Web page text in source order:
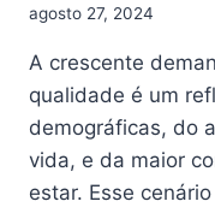
agosto 27, 2024
A crescente
qualidade é um
demográficas, do
vida, e da maior
estar. Esse